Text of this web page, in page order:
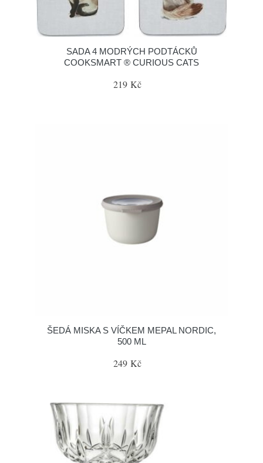
SADA 4 MODRÝCH PODTÁCKŮ
COOKSMART ® CURIOUS CATS
219 Kč
ŠEDÁ MISKA S VÍČKEM MEPAL NORDIC,
500 ML
249 Kč